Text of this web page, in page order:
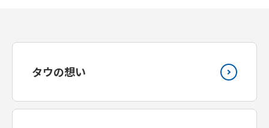
タウの想い